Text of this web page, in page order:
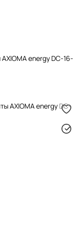
energy DC-16-